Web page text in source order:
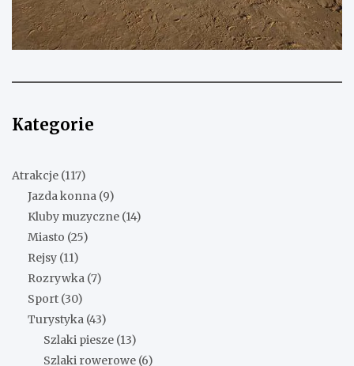
Kategorie
Atrakcje (117)
Jazda konna (9)
Kluby muzyczne (14)
Miasto (25)
Rejsy (11)
Rozrywka (7)
Sport (30)
Turystyka (43)
Szlaki piesze (13)
Szlaki rowerowe (6)